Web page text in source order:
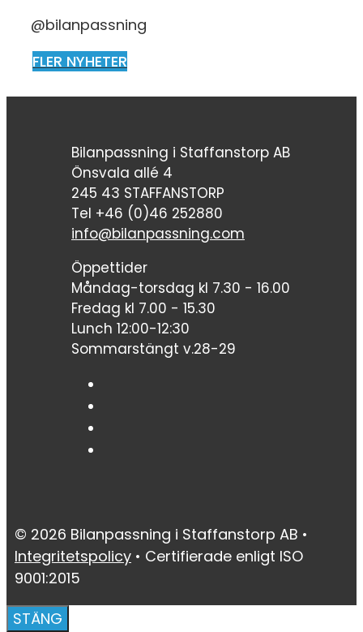
@bilanpassning
FLER NYHETER
Bilanpassning i Staffanstorp AB
Önsvala allé 4
245 43 STAFFANSTORP
Tel +46 (0)46 252880
info@bilanpassning.com
Öppettider
Måndag-torsdag kl 7.30 - 16.00
Fredag kl 7.00 - 15.30
Lunch 12:00-12:30
Sommarstängt v.28-29
© 2026 Bilanpassning i Staffanstorp AB •
Integritetspolicy • Certifierade enligt ISO
9001:2015
STÄNG